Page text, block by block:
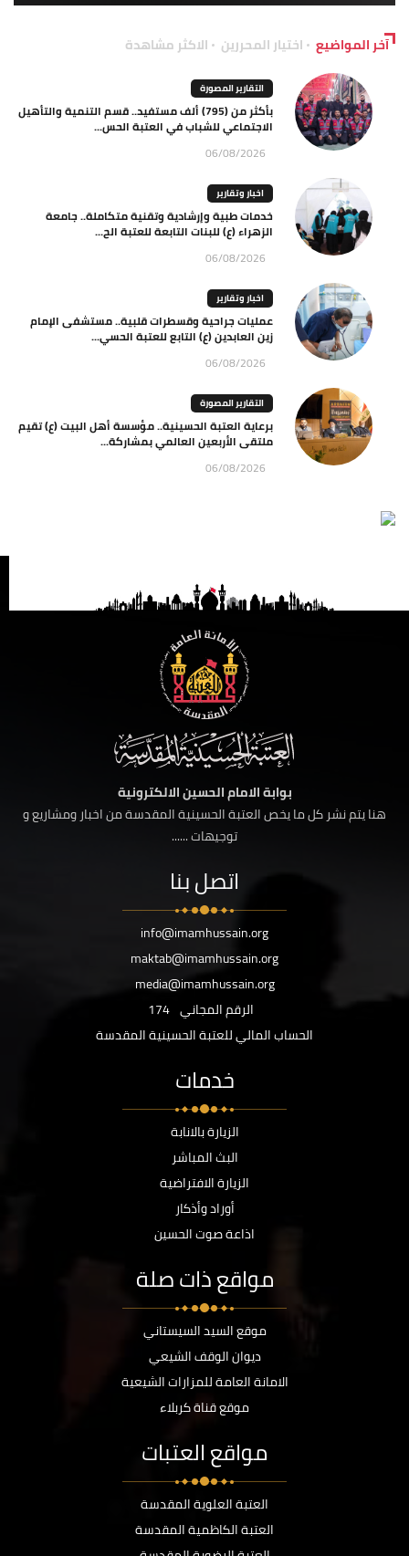
آخر المواضيع اختيار المحررين الاكثر مشاهدة
التقارير المصورة
بأكثر من (795) ألف مستفيد.. قسم التنمية والتأهيل
الاجتماعي للشباب في العتبة الحس...
06/08/2026
اخبار وتقارير
خدمات طبية وإرشادية وتقنية متكاملة.. جامعة
الزهراء (ع) للبنات التابعة للعتبة الح...
06/08/2026
اخبار وتقارير
عمليات جراحية وقسطرات قلبية.. مستشفى الإمام
زين العابدين (ع) التابع للعتبة الحسي...
06/08/2026
التقارير المصورة
برعاية العتبة الحسينية.. مؤسسة أهل البيت (ع) تقيم
ملتقى الأربعين العالمي بمشاركة...
06/08/2026
بوابة الامام الحسين الالكترونية
هنا يتم نشر كل ما يخص العتبة الحسينية المقدسة من اخبار ومشاريع و
توجيهات ......
اتصل بنا
info@imamhussain.org
maktab@imamhussain.org
media@imamhussain.org
الرقم المجاني 174
الحساب المالي للعتبة الحسينية المقدسة
خدمات
الزيارة بالانابة
البث المباشر
الزيارة الافتراضية
أوراد وأذكار
اذاعة صوت الحسين
مواقع ذات صلة
موقع السيد السيستاني
ديوان الوقف الشيعي
الامانة العامة للمزارات الشيعية
موقع قناة كربلاء
مواقع العتبات
العتبة العلوية المقدسة
العتبة الكاظمية المقدسة